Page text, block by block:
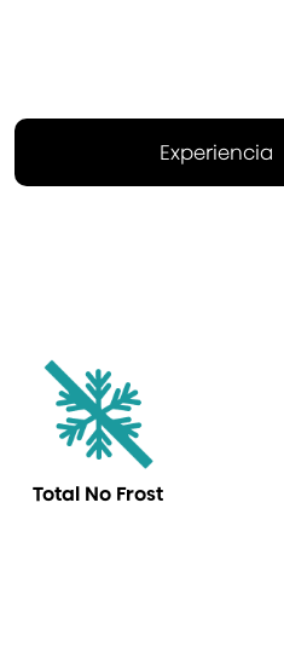
Experiencia
Total No Frost